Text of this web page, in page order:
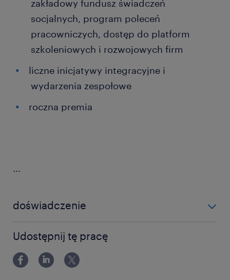
zakładowy fundusz świadczeń
socjalnych, program poleceń
pracowniczych, dostęp do platform
szkoleniowych i rozwojowych firm
liczne inicjatywy integracyjne i
wydarzenia zespołowe
roczna premia
...
doświadczenie
Udostępnij tę pracę